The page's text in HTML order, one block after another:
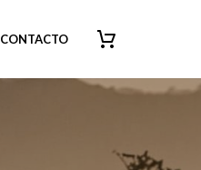
CONTACTO